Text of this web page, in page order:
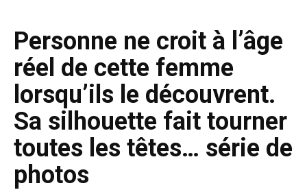
Personne ne croit à l’âge
réel de cette femme
lorsqu’ils le découvrent.
Sa silhouette fait tourner
toutes les têtes… série de
photos